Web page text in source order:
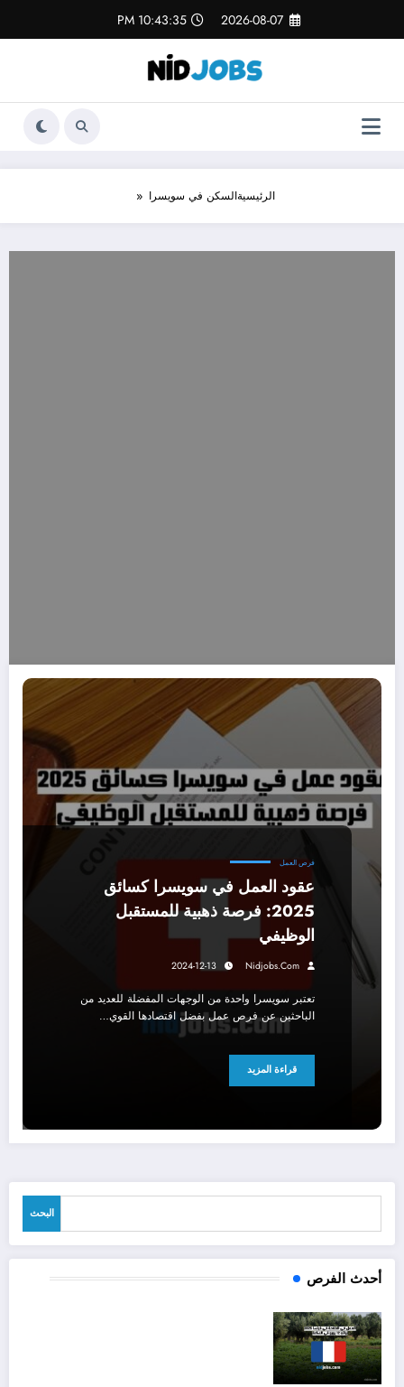
المحتوى
2026-08-07
10:43:36 PM
الرئيسيةالسكن في سويسرا
فرص العمل
عقود العمل في سويسرا كسائق
2025: فرصة ذهبية للمستقبل
الوظيفي
Nidjobs.com
2024-12-13
تعتبر سويسرا واحدة من الوجهات المفضلة للعديد من
الباحثين عن فرص عمل بفضل اقتصادها القوي…
قراءة المزيد
البحث
أحدث الفرص